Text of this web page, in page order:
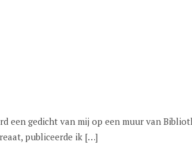
een gedicht van mij op een muur van
publiceerde ik […]